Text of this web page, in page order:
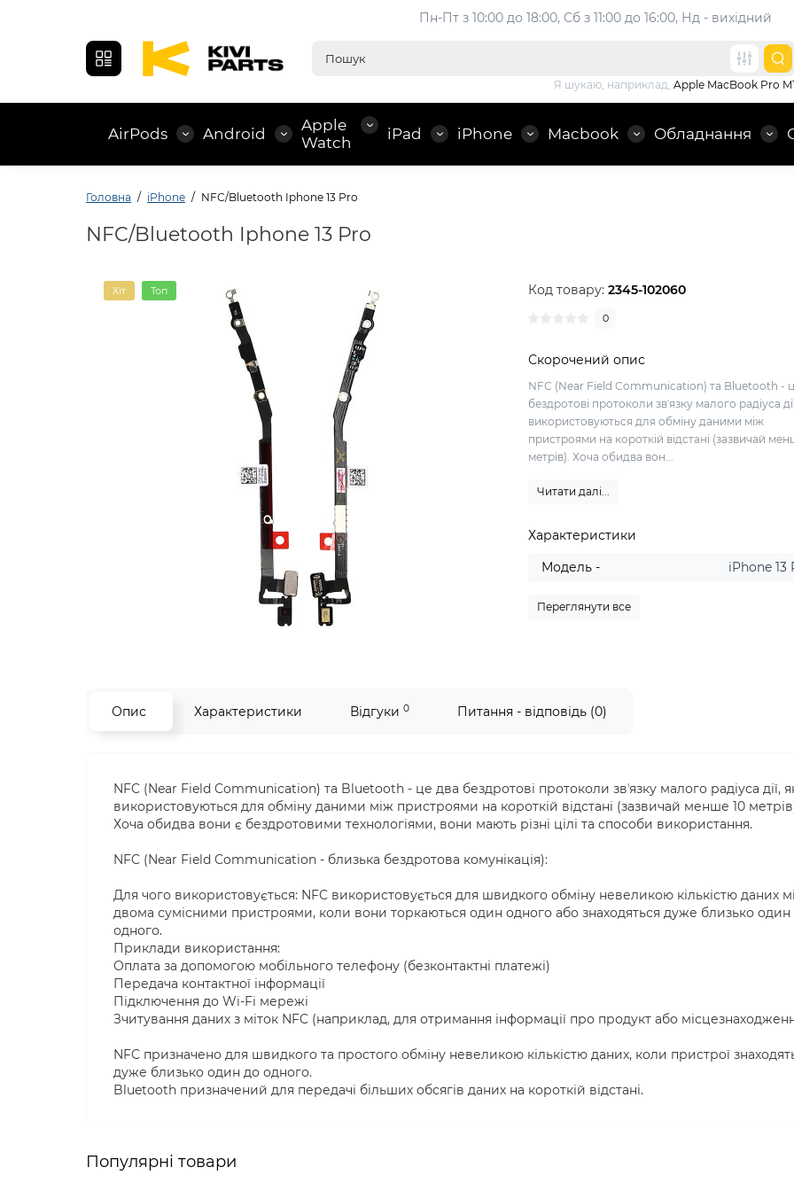
Пн-Пт з 10:00 до 18:00, Сб з 11:00 до 16:00, Нд - вихідний
Я шукаю, наприклад, Apple MacBook Pro M1
AirPods Android
Apple
Watch
iPad iPhone Macbook Обладнання
Головна iPhone NFC/Bluetooth Iphone 13 Pro
NFC/Bluetooth Iphone 13 Pro
Хіт Топ Код товару:2345-102060
0
Скорочений опис
NFC (Near Field Communication) та Bluetooth -
бездротові протоколи звʼязку малого радіуса
використовуються для обміну даними між
пристроями на короткій відстані (зазвичай
метрів). Хоча обидва вон...
Читати далі...
Характеристики
Модель -
iPhone 13
Переглянути все
Опис Характеристики Відгуки 0 Питання - відповідь (0)
NFC (Near Field Communication) та Bluetooth - це два бездротові протоколи звʼязку малого радіуса дії,
використовуються для обміну даними між пристроями на короткій відстані (зазвичай менше 10
Хоча обидва вони є бездротовими технологіями, вони мають різні цілі та способи використання.
NFC (Near Field Communication - близька бездротова комунікація):
Для чого використовується: NFC використовується для швидкого обміну невеликою кількістю даних
двома сумісними пристроями, коли вони торкаються один одного або знаходяться дуже близько один
одного.
Приклади використання:
Оплата за допомогою мобільного телефону (безконтактні платежі)
Передача контактної інформації
Підключення до Wi-Fi мережі
Зчитування даних з міток NFC (наприклад, для отримання інформації про продукт або
NFC призначено для швидкого та простого обміну невеликою кількістю даних, коли пристрої
дуже близько один до одного.
Bluetooth призначений для передачі більших обсягів даних на короткій відстані.
Популярні товари